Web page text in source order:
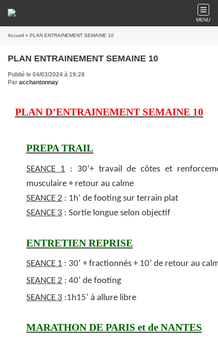
MENU
Accueil » PLAN ENTRAINEMENT SEMAINE 10
PLAN ENTRAINEMENT SEMAINE 10
Publié le 04/03/2024 à 19:28
Par acchantonnay
PLAN D’ENTRAINEMENT SEMAINE 10
PREPA TRAIL
SEANCE 1 : 30’+ travail de côtes et
musculaire + retour au calme
SEANCE 2 : 1h’ de footing sur terrain plat
SEANCE 3 : Sortie longue selon objectif
ENTRETIEN REPRISE
SEANCE 1 : 30’ + fractionnés + 10’ de retour au
SEANCE 2 : 40’ de footing
SEANCE 3 :1h15’ à allure libre
MARATHON DE PARIS et de NANTES